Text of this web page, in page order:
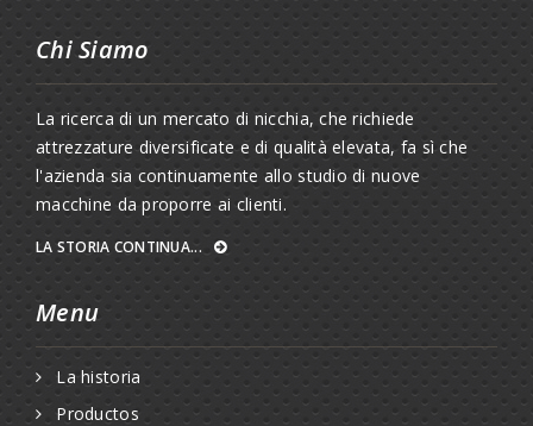
Chi Siamo
La ricerca di un mercato di nicchia, che richiede
attrezzature diversificate e di qualità elevata, fa sì che
l'azienda sia continuamente allo studio di nuove
macchine da proporre ai clienti.
LA STORIA CONTINUA...
Menu
La historia
Productos